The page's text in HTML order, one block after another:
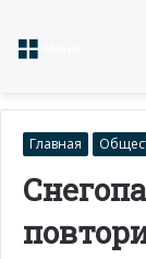
Главная